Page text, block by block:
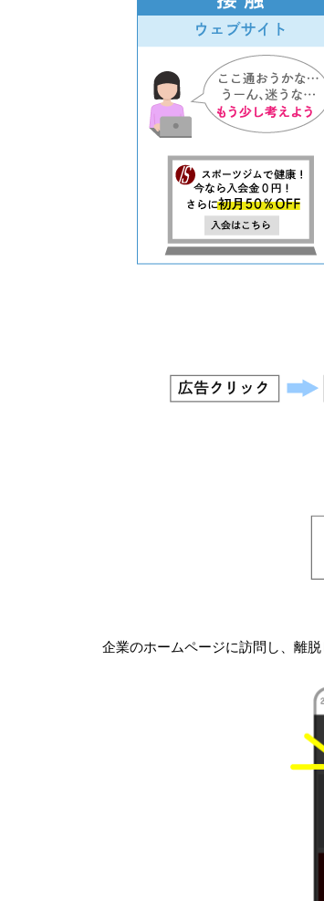
企業のホームページに訪問し、離